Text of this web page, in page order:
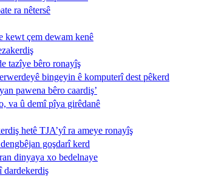
ra nêtersê
kewt çem dewam kenê
tazîye bêro ronayîş
bingeyin ê komputerî dest pêkerd
pawena bêro caardiş’
va û demî pîya girêdanê
hetê TJA’yî ra ameye ronayîş
goşdarî kerd
dinyaya xo bedelnaye
dardekerdiş